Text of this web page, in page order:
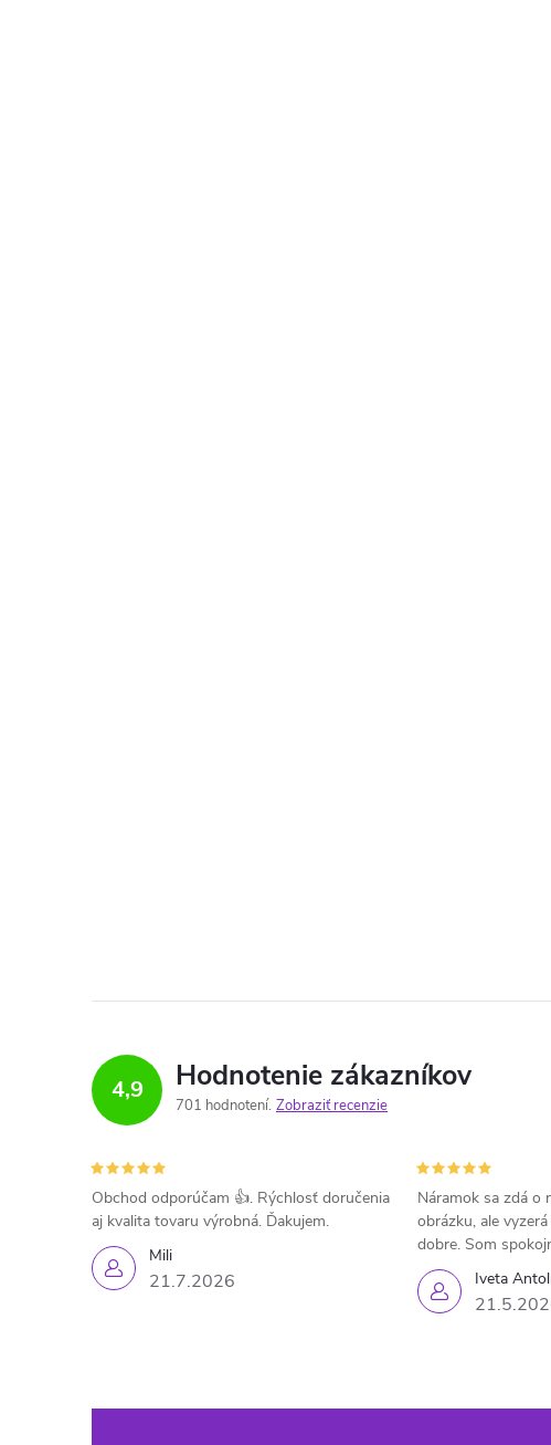
4,9 Hodnotenie zákazníkov
701 hodnotení Zobraziť recenzie
Mili
21.7.2026
Obchod odporúčam 👍. Rýchlosť doručenia
aj kvalita tovaru výrobná. Ďakujem.
Iveta
Náramok sa zdá o
obrázku, ale
dobre. Som